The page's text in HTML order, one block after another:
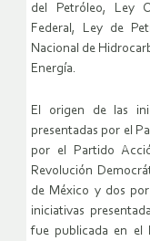
del Petróleo, Ley
Federal, Ley de
Nacional de
Energía.
El origen de las
presentadas por el
por el Partido
Revolución
de México y dos
iniciativas
fue publicada en el